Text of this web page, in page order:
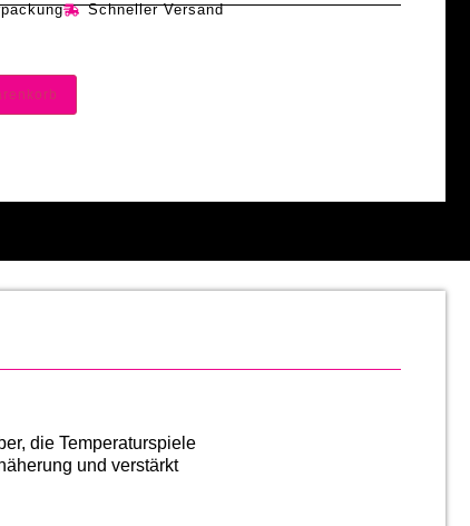
Schneller Versand
die Temperaturspiele
und verstärkt